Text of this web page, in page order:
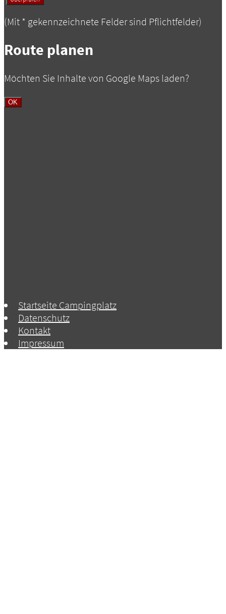
(Mit * gekennzeichnete Felder sind Pflichtfelder)
Route planen
Möchten Sie Inhalte von Google Maps laden?
OK
Startseite Campingplatz
Datenschutz
Kontakt
Impressum